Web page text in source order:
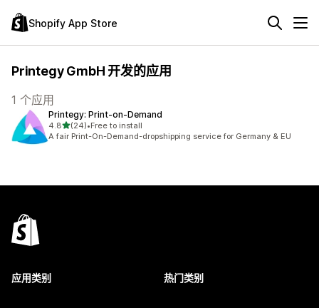
Shopify App Store
Printegy GmbH 开发的应用
1 个应用
Printegy: Print‑on‑Demand
4.8星（满分 5 星）
(24)
总共 24 条评论
•Free to install
A fair Print-On-Demand-dropshipping service for Germany & EU
应用类别 热门类别